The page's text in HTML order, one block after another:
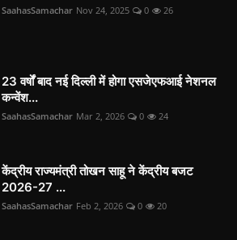
SaahasSamachar Nov 24, 2025 0 26
23 वर्षों बाद नई दिल्ली में होगा एसजेएफआई नेशनल
कन्वेंश...
SaahasSamachar Mar 2, 2026 0 24
केंद्रीय राज्यमंत्री तोखन साहू ने केंद्रीय बजट
2026-27 ...
SaahasSamachar Feb 2, 2026 0 20